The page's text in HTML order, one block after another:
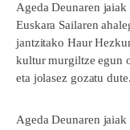
Ageda Deunaren
Euskara Sailaren
jantzitako Haur
kultur murgiltze egun
eta jolasez gozatu
Ageda Deunaren